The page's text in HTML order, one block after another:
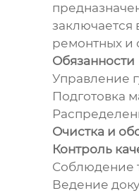
заключается
ремонтных и
Обязанности
Управление
Подготовка
Очистка и
Контроль
Соблюдение
Ведение